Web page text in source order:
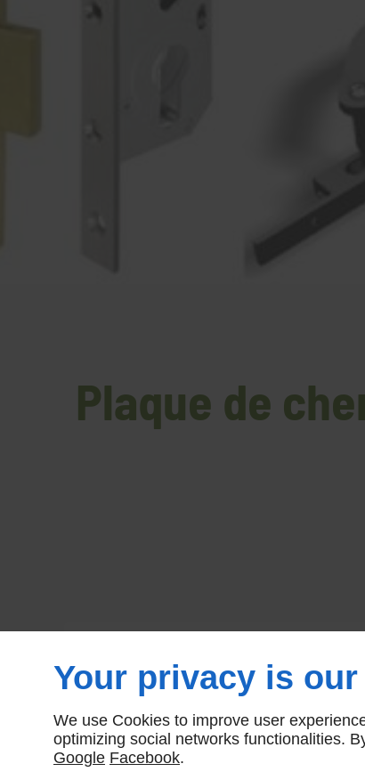
Plaque de
Your privacy is
We use Cookies to improve user
optimizing social networks functionalities.
Google Facebook.